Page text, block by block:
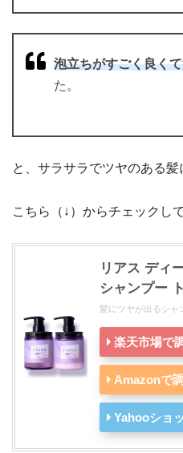
泡立ちがすごく良く
た。
と、サラサラでツヤのある髪
こちら（↓）からチェックし
リアス ディ
シャンプー
髪にツヤが出るシャ
楽天市場で
Amazonで
Yahooショ